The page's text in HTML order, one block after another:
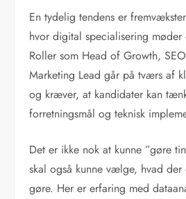
En tydelig tendens er
hvor digital specialisering møder
Roller som Head of Growth,
Marketing Lead går på tværs af
og kræver, at kandidater kan
forretningsmål og teknisk
Det er ikke nok at kunne ”gøre
skal også kunne vælge, hvad
gøre. Her er erfaring med